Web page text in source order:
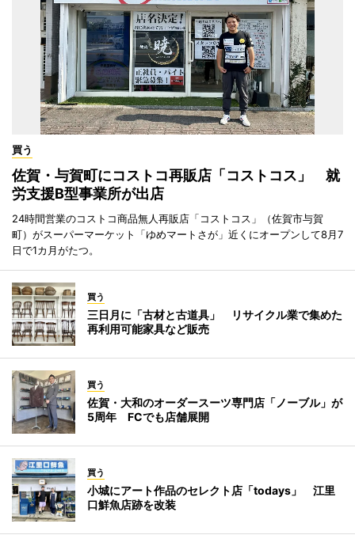
買う
佐賀・与賀町にコストコ再販店「コストコス」 就
労支援B型事業所が出店
24時間営業のコストコ商品無人再販店「コストコス」（佐賀市与賀
町）がスーパーマーケット「ゆめマートさが」近くにオープンして8月7
日で1カ月がたつ。
買う
三日月に「古材と古道具」 リサイクル業で集めた
再利用可能家具など販売
買う
佐賀・大和のオーダースーツ専門店「ノーブル」が
5周年 FCでも店舗展開
買う
小城にアート作品のセレクト店「todays」 江里
口鮮魚店跡を改装